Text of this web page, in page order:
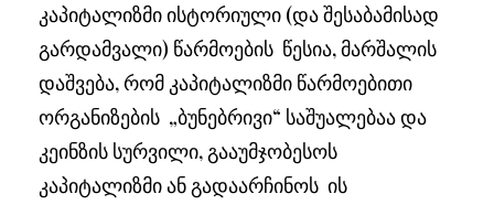
კაპიტალიზმი ისტორიული (და შესაბამისად
გარდამვალი) წარმოების წესია, მარშალის
დაშვება, რომ კაპიტალიზმი წარმოებითი
ორგანიზების „ბუნებრივი“ საშუალებაა და
კეინზის სურვილი, გააუმჯობესოს
კაპიტალიზმი ან გადაარჩინოს ის